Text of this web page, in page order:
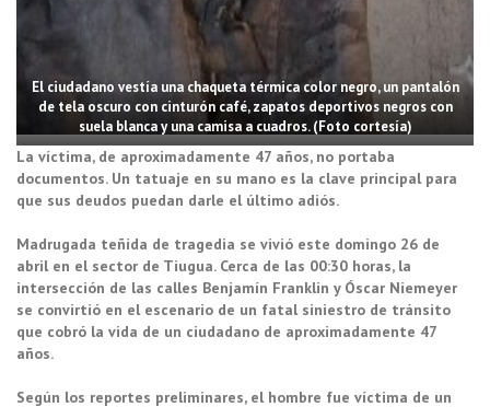
El ciudadano vestía una chaqueta térmica color negro, un pantalón
de tela oscuro con cinturón café, zapatos deportivos negros con
suela blanca y una camisa a cuadros. (Foto cortesía)
La víctima, de aproximadamente 47 años, no portaba
documentos. Un tatuaje en su mano es la clave principal para
que sus deudos puedan darle el último adiós.
Madrugada teñida de tragedia se vivió este domingo 26 de
abril en el sector de Tiugua. Cerca de las 00:30 horas, la
intersección de las calles Benjamín Franklin y Óscar Niemeyer
se convirtió en el escenario de un fatal siniestro de tránsito
que cobró la vida de un ciudadano de aproximadamente 47
años.
Según los reportes preliminares, el hombre fue víctima de un